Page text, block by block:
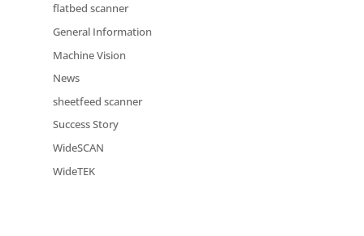
flatbed scanner
General Information
Machine Vision
News
sheetfeed scanner
Success Story
WideSCAN
WideTEK